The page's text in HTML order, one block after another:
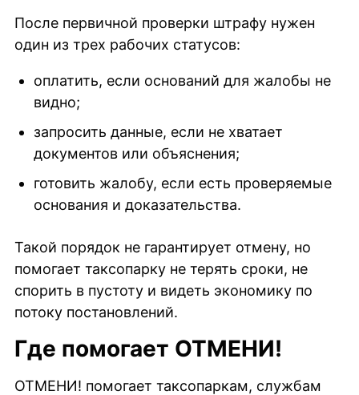
После первичной проверки штрафу нужен
один из трех рабочих статусов:
оплатить, если оснований для жалобы не
видно;
запросить данные, если не хватает
документов или объяснения;
готовить жалобу, если есть проверяемые
основания и доказательства.
Такой порядок не гарантирует отмену, но
помогает таксопарку не терять сроки, не
спорить в пустоту и видеть экономику по
потоку постановлений.
Где помогает ОТМЕНИ!
ОТМЕНИ! помогает таксопаркам, службам